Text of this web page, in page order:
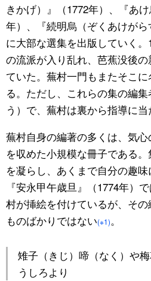
きかげ）』（1772年）、『あ
年）、『続明烏（ぞくあけが
に大部な選集を出版していく
の流派が入り乱れ、芭蕉没後
ていた。蕪村一門もまたそこ
る。ただし、これらの集の編
う）で、蕪村は裏から指導に当
蕪村自身の編著の多くは、気
を収めた小規模な冊子である
を凝らし、あくまで自分の趣
『安永甲午歳旦』（1774年）
村が挿絵を付けているが、そ
ものばかりではない(※1)。
雉子（きじ）啼（なく）や梅
うしろより